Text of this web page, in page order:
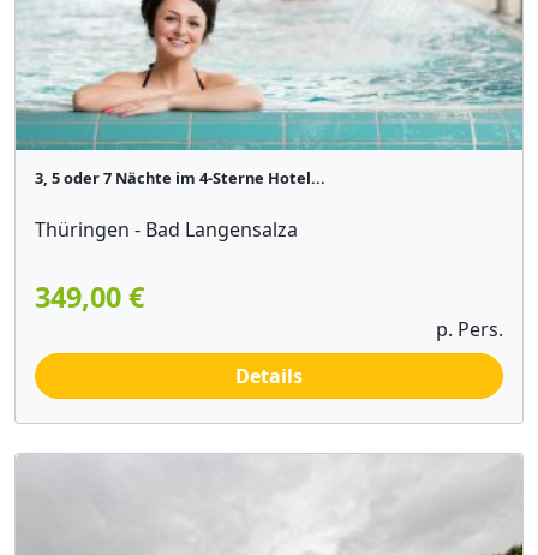
3, 5 oder 7 Nächte im 4-Sterne Hotel...
Thüringen - Bad Langensalza
349,00 €
p. Pers.
Details